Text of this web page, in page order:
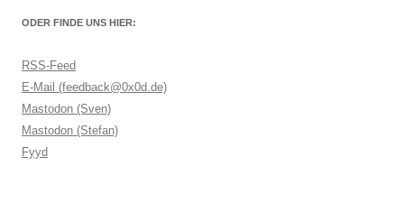
ODER FINDE UNS HIER:
RSS-Feed
E-Mail (feedback@0x0d.de)
Mastodon (Sven)
Mastodon (Stefan)
Fyyd